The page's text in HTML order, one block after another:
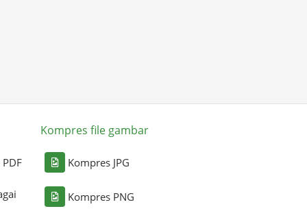
Kompres file gambar
Kompres JPG
Kompres PNG